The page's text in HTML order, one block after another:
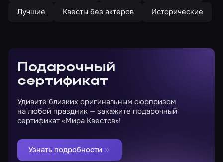
Лучшие
Квесты без актеров Исторические
Подарочный
сертификат
Удивите близких оригинальным сюрпризом
на любой праздник — закажите подарочный
сертификат «Мира Квестов»!
Узнать подробности